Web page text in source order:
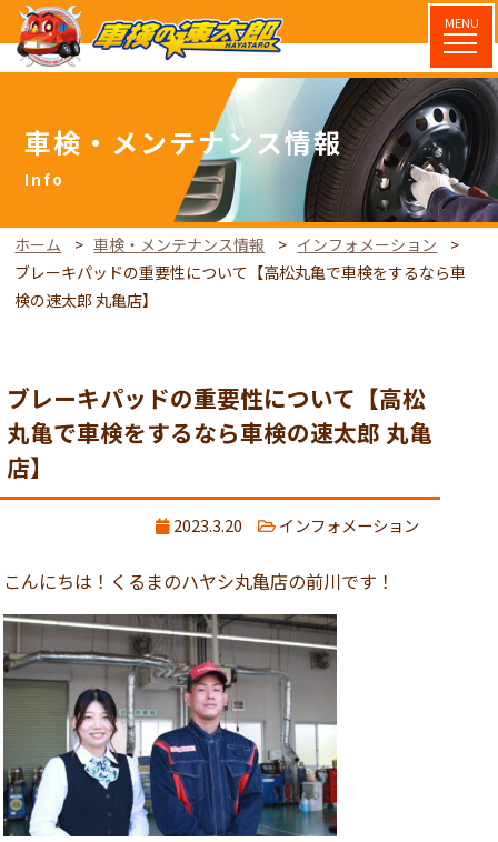
MENU
車検・メンテナンス情報
ホーム 車検・メンテナンス情報
インフォメーション
ブレーキパッドの重要性について【高松丸亀で車検をするなら車
検の速太郎 丸亀店】
ブレーキパッドの重要性について【高松
丸亀で車検をするなら車検の速太郎 丸亀
店】
2023.3.20 インフォメーション
こんにちは！くるまのハヤシ丸亀店の前川です！